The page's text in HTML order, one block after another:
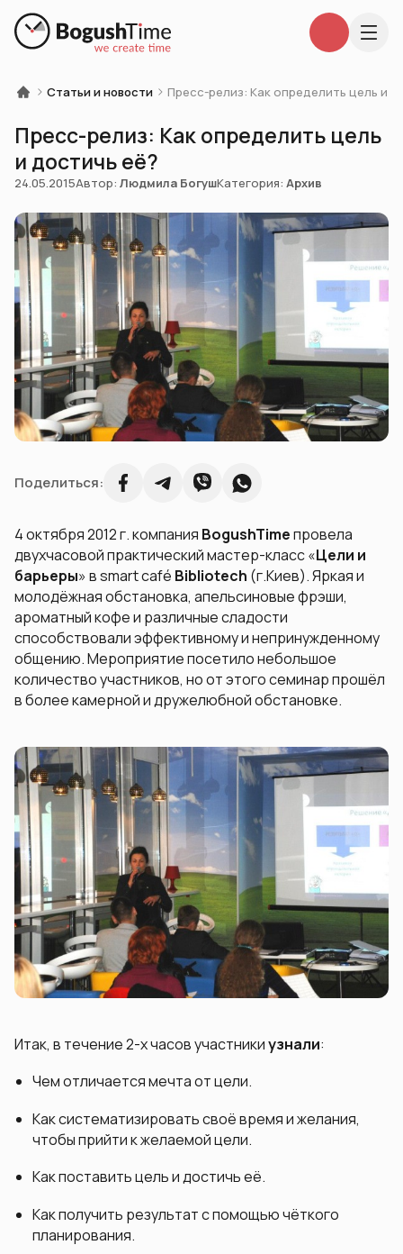
Статьи и новости Пресс-релиз: Как определить цель и
Пресс-релиз: Как определить цель
и достичь её?
24.05.2015Автор: Людмила БогушКатегория: Архив
Поделиться:
4 октября 2012 г. компания BogushTimeпровела
двухчасовой практический мастер-класс «Цели и
барьеры» в smart café Bibliotech (г.Киев). Яркая и
молодёжная обстановка, апельсиновые фрэши,
ароматный кофе и различные сладости
способствовали эффективному и непринужденному
общению. Мероприятие посетило небольшое
количество участников, но от этого семинар прошёл
в более камерной и дружелюбной обстановке.
Итак, в течение 2-х часов участникиузнали:
Чем отличается мечта от цели.
Как систематизировать своё время и желания,
чтобы прийти к желаемой цели.
Как поставить цель и достичь её.
Как получить результат с помощью чёткого
планирования.